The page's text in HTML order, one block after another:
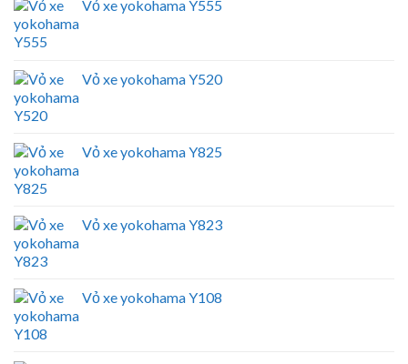
Vỏ xe yokohama Y555
Vỏ xe yokohama Y520
Vỏ xe yokohama Y825
Vỏ xe yokohama Y823
Vỏ xe yokohama Y108